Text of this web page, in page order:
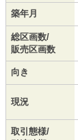
築年月
総区画数/
販売区画数
向き
現況
取引態様/